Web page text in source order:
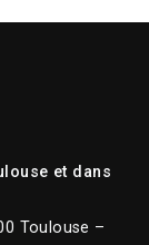
et dans
Toulouse –